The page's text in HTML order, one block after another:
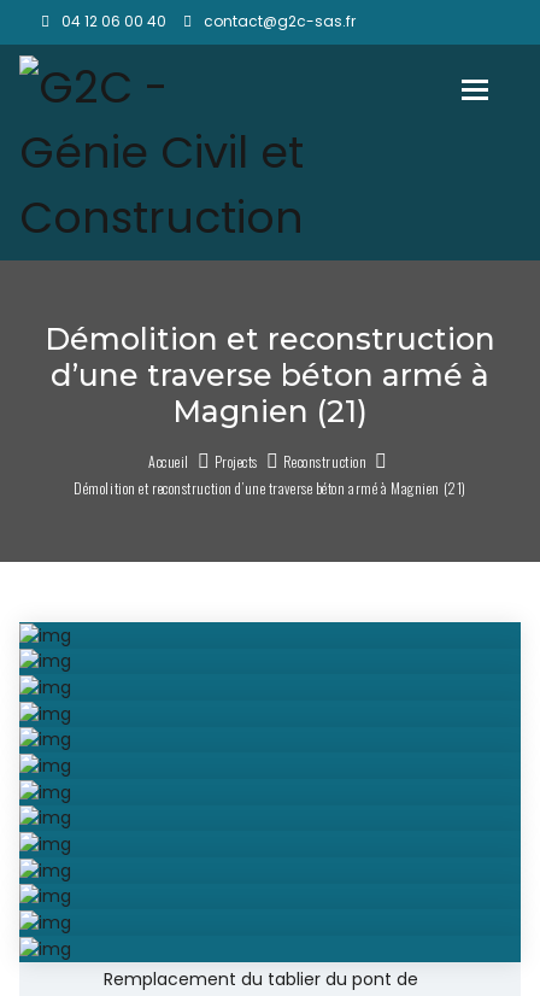
04 12 06 00 40 contact@g2c-sas.fr
Démolition et reconstruction
d’une traverse béton armé à
Magnien (21)
Accueil Projects
Reconstruction
Démolition et reconstruction d’une traverse béton armé à Magnien (21)
Remplacement du tablier du pont de